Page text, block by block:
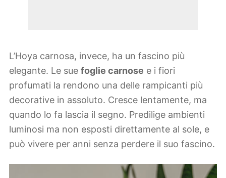
L’Hoya carnosa, invece, ha un fascino più
elegante. Le sue foglie carnose e i fiori
profumati la rendono una delle rampicanti più
decorative in assoluto. Cresce lentamente, ma
quando lo fa lascia il segno. Predilige ambienti
luminosi ma non esposti direttamente al sole, e
può vivere per anni senza perdere il suo fascino.